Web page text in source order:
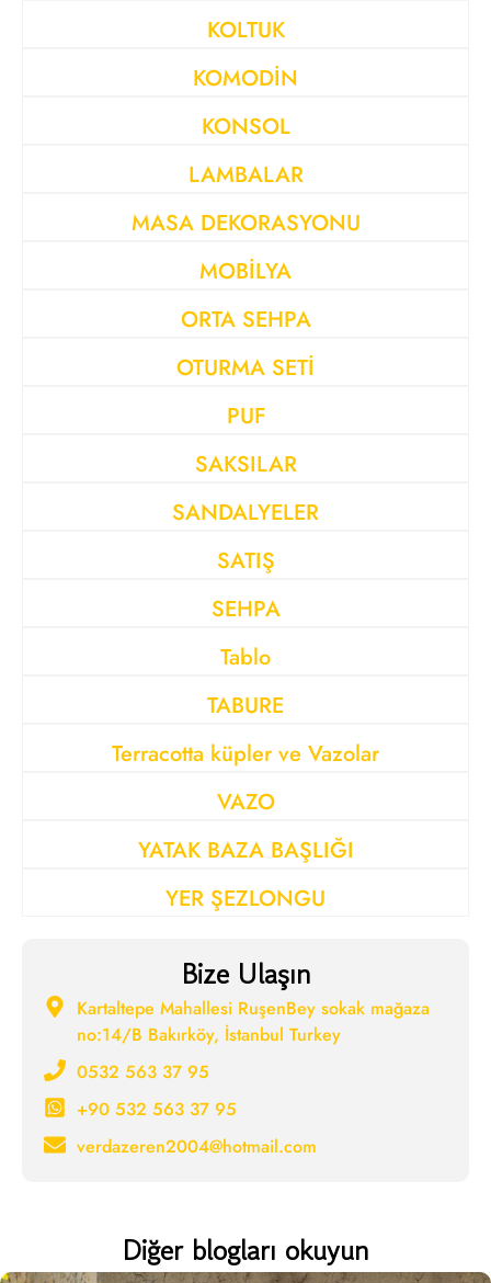
KOLTUK
KOMODİN
KONSOL
LAMBALAR
MASA DEKORASYONU
MOBİLYA
ORTA SEHPA
OTURMA SETİ
PUF
SAKSILAR
SANDALYELER
SATIŞ
SEHPA
Tablo
TABURE
Terracotta küpler ve Vazolar
VAZO
YATAK BAZA BAŞLIĞI
YER ŞEZLONGU
Bize Ulaşın
Kartaltepe Mahallesi RuşenBey sokak mağaza
no:14/B Bakırköy, İstanbul Turkey
0532 563 37 95
+90 532 563 37 95
verdazeren2004@hotmail.com
Diğer blogları okuyun